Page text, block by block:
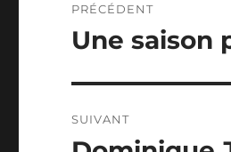
de
PRÉCÉDENT
Article
Une saison
SUIVANT
Article